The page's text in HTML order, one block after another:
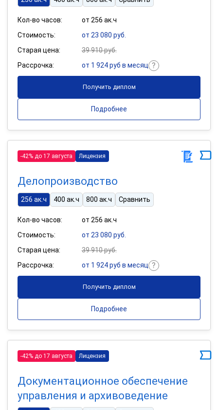
Кол-во часов:
от 256 ак.ч
Стоимость:
от 23 080 руб.
Старая цена:
39 910 руб.
Рассрочка:
от 1 924 руб в месяц
Получить диплом
Подробнее
-42% до 17 августа Лицензия
Делопроизводство
256 ак.ч 400 ак.ч 800 ак.ч Сравнить
Кол-во часов:
от 256 ак.ч
Стоимость:
от 23 080 руб.
Старая цена:
39 910 руб.
Рассрочка:
от 1 924 руб в месяц
Получить диплом
Подробнее
-42% до 17 августа Лицензия
Документационное обеспечение
управления и архивоведение